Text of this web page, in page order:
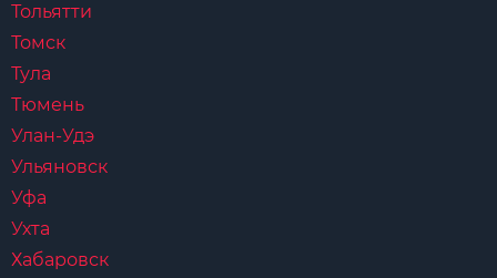
Тольятти
Томск
Тула
Тюмень
Улан-Удэ
Ульяновск
Уфа
Ухта
Хабаровск